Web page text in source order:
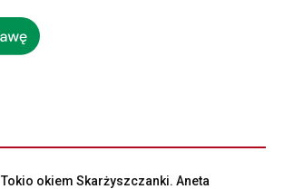
Tokio okiem Skarżyszczanki. Aneta